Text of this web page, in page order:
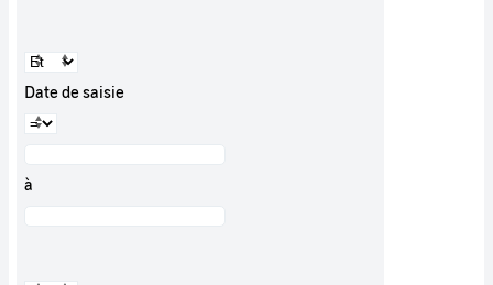
Date de saisie
à